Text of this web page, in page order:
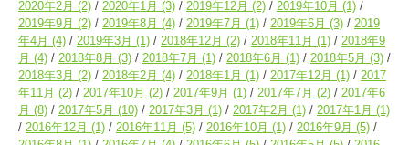
2020年2月 (2) 2020年1月 (3) 2019年12月 (2) 2019年10月 (1)
2019年9月 (2) 2019年8月 (4) 2019年7月 (1) 2019年6月 (3)
2019
年4月 (4) 2019年3月 (1) 2018年12月 (2) 2018年11月 (1)
2018年9
月 (4) 2018年8月 (3) 2018年7月 (1) 2018年6月 (1) 2018年5月 (3)
2018年3月 (2) 2018年2月 (4) 2018年1月 (1) 2017年12月 (1)
2017
年11月 (2) 2017年10月 (2) 2017年9月 (1) 2017年7月 (2)
2017年6
月 (8) 2017年5月 (10) 2017年3月 (1) 2017年2月 (1) 2017年1月 (1)
2016年12月 (1) 2016年11月 (5) 2016年10月 (1) 2016年9月 (5)